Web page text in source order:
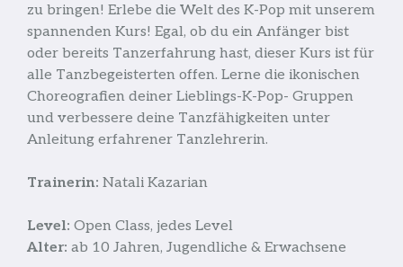
zu bringen! Erlebe die Welt des K-Pop mit unserem
spannenden Kurs! Egal, ob du ein Anfänger bist
oder bereits Tanzerfahrung hast, dieser Kurs ist für
alle Tanzbegeisterten offen. Lerne die ikonischen
Choreografien deiner Lieblings-K-Pop- Gruppen
und verbessere deine Tanzfähigkeiten unter
Anleitung erfahrener Tanzlehrerin.
Trainerin: Natali Kazarian
Level: Open Class, jedes Level
Alter: ab 10 Jahren, Jugendliche & Erwachsene